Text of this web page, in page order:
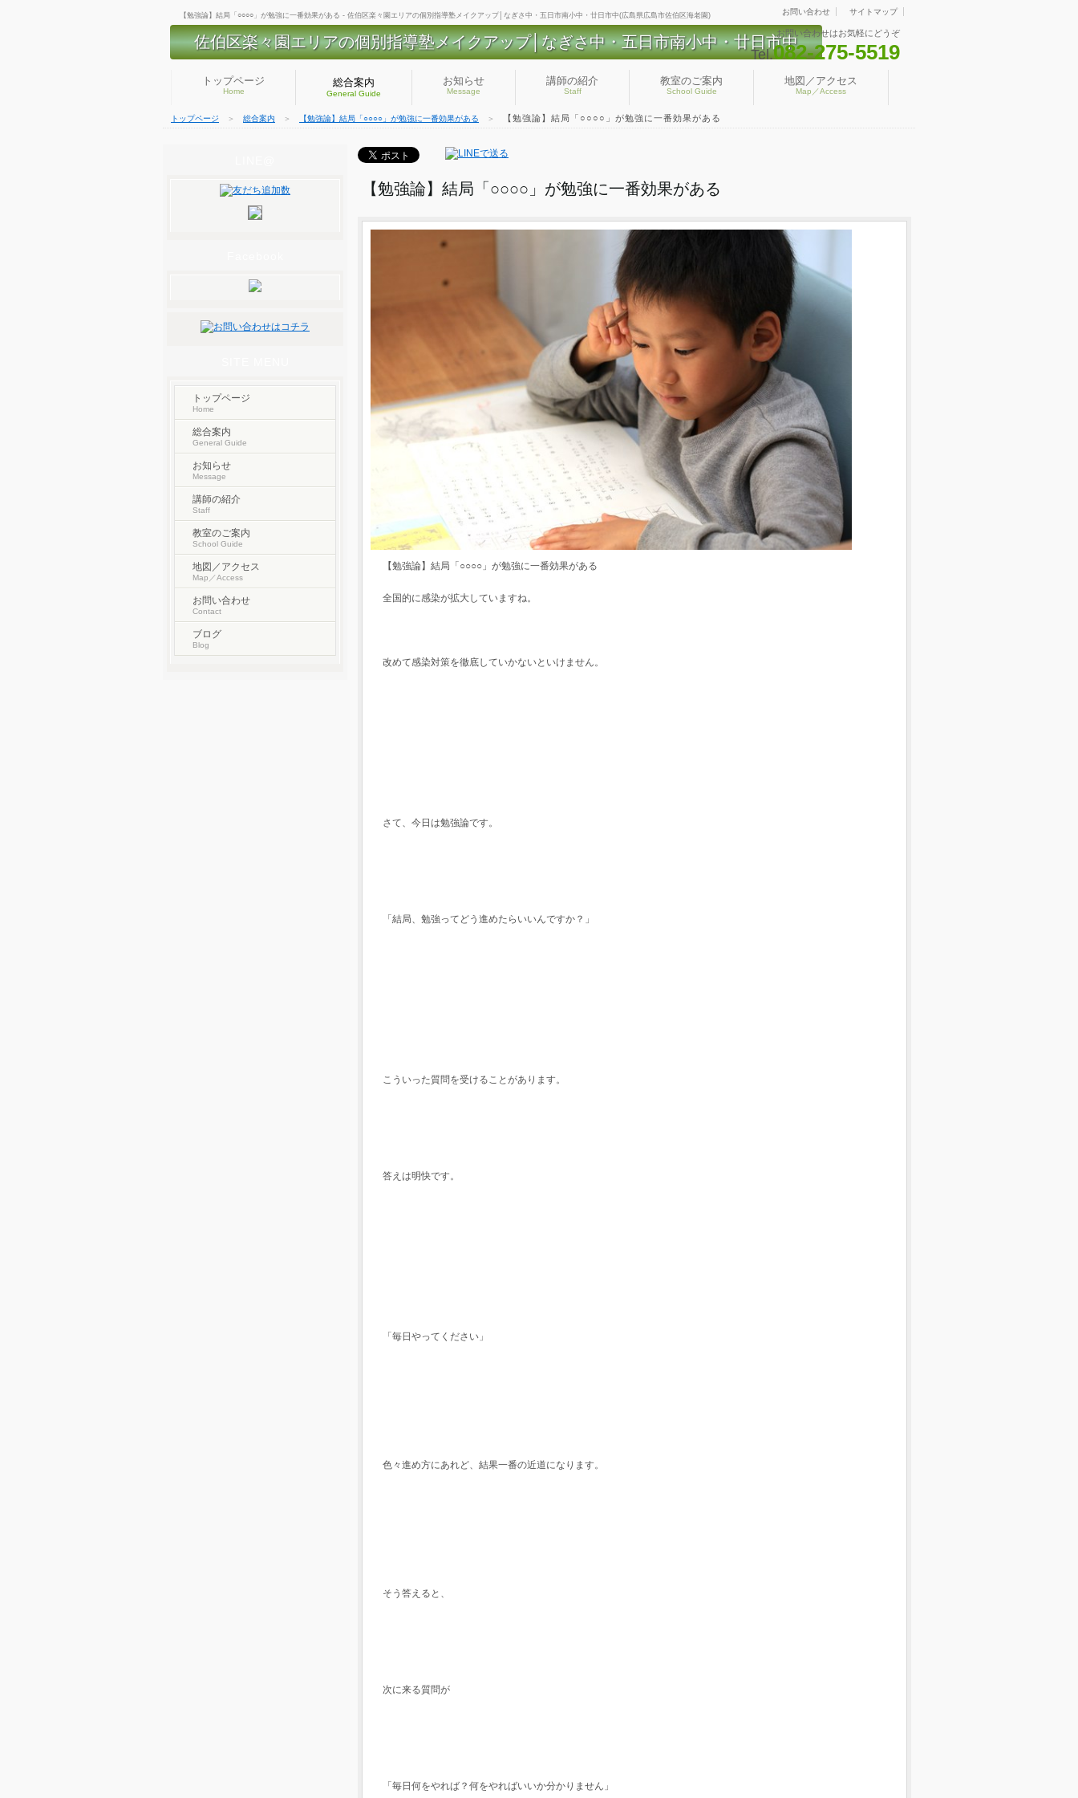
【勉強論】結局「○○○○」が勉強に一番効果がある - 佐伯区楽々園エリアの個別指導塾メイクアップ│なぎさ中・五日市南小中・廿日市中(広島県広島市佐伯区海老園)
佐伯区楽々園エリアの個別指導塾メイクアップ│なぎさ中・五日市南小中・廿日市中お問い合わせはお気軽にどうぞ
Tel.082-275-5519
お問い合わせ サイトマップ
トップページ
Home
総合案内
General Guide
お知らせ
Message
講師の紹介
Staff
教室のご案内
School Guide
地図／アクセス
Map／Access
トップページ ＞ 総合案内 ＞ 【勉強論】結局「○○○○」が勉強に一番効果がある ＞ 【勉強論】結局「○○○○」が勉強に一番効果がある
【勉強論】結局「○○○○」が勉強に一番効果がある
【勉強論】結局「○○○○」が勉強に一番効果がある
全国的に感染が拡大していますね。
改めて感染対策を徹底していかないといけません。
さて、今日は勉強論です。
「結局、勉強ってどう進めたらいいんですか？」
こういった質問を受けることがあります。
答えは明快です。
「毎日やってください」
色々進め方にあれど、結果一番の近道になります。
そう答えると、
次に来る質問が
「毎日何をやれば？何をやればいいか分かりません」
トップページ
Home
総合案内
General Guide
お知らせ
Message
講師の紹介
Staff
教室のご案内
School Guide
地図／アクセス
Map／Access
お問い合わせ
Contact
ブログ
Blog